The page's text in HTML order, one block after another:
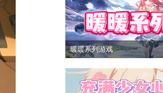
暖暖系列游戏